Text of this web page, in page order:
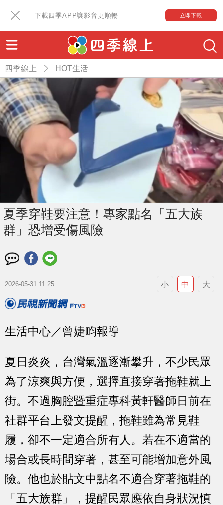
下載四季APP讓影音更順暢 立即下載
四季線上 HOT生活
夏季穿鞋要注意！專家點名「五大族
群」恐增受傷風險
2026-05-31 11:25 小 中 大
生活中心／曾婕畇報導
夏日炎炎，台灣氣溫逐漸攀升，不少民眾
為了涼爽與方便，選擇直接穿著拖鞋就上
街。不過胸腔暨重症專科黃軒醫師日前在
社群平台上發文提醒，拖鞋雖為常見鞋
履，卻不一定適合所有人。若在不適當的
場合或長時間穿著，甚至可能增加意外風
險。他也於貼文中點名不適合穿著拖鞋的
「五大族群」，提醒民眾應依自身狀況慎